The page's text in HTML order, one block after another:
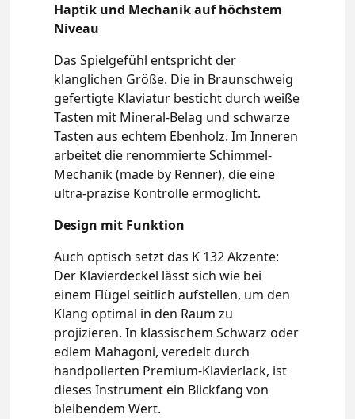
Haptik und Mechanik auf höchstem
Niveau
Das Spielgefühl entspricht der
klanglichen Größe. Die in Braunschweig
gefertigte Klaviatur besticht durch weiße
Tasten mit Mineral-Belag und schwarze
Tasten aus echtem Ebenholz. Im Inneren
arbeitet die renommierte Schimmel-
Mechanik (made by Renner), die eine
ultra-präzise Kontrolle ermöglicht.
Design mit Funktion
Auch optisch setzt das K 132 Akzente:
Der Klavierdeckel lässt sich wie bei
einem Flügel seitlich aufstellen, um den
Klang optimal in den Raum zu
projizieren. In klassischem Schwarz oder
edlem Mahagoni, veredelt durch
handpolierten Premium-Klavierlack, ist
dieses Instrument ein Blickfang von
bleibendem Wert.